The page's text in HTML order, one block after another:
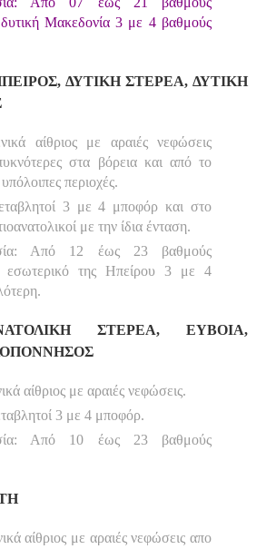
Μακεδονία 3 με 4 βαθμούς
ΔΥΤΙΚΗ ΣΤΕΡΕΑ, ΔΥΤΙΚΗ
αίθριος με αραιές νεφώσεις
στα βόρεια και από το
περιοχές.
3 με 4 μποφόρ και στο
με την ίδια ένταση.
Από 12 έως 23 βαθμούς
εσωτερικό της Ηπείρου 3 με 4
ΣΤΕΡΕΑ, ΕΥΒΟΙΑ,
αίθριος με αραιές νεφώσεις.
3 με 4 μποφόρ.
Από 10 έως 23 βαθμούς
αίθριος με αραιές νεφώσεις απο